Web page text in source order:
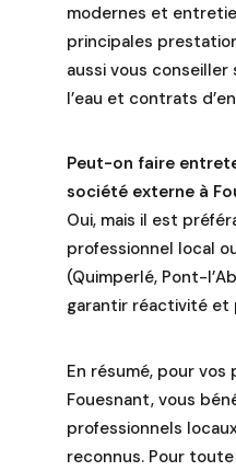
modernes et
principales
aussi vous
l’eau et contrats
Peut-on faire
société externe à
Oui, mais il est
professionnel local
(Quimperlé, Pont-
garantir réactivité et
En résumé, pour
Fouesnant, vous
professionnels
reconnus. Pour